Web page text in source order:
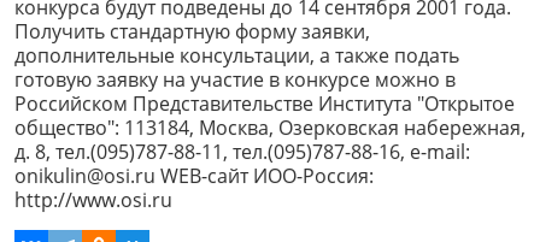
конкурса будут подведены до 14 сентября 2001 года.
Получить стандартную форму заявки,
дополнительные консультации, а также подать
готовую заявку на участие в конкурсе можно в
Российском Представительстве Института "Открытое
общество": 113184, Москва, Озерковская набережная,
д. 8, тел.(095)787-88-11, тел.(095)787-88-16, e-mail:
onikulin@osi.ru WEB-сайт ИОО-Россия:
http://www.osi.ru